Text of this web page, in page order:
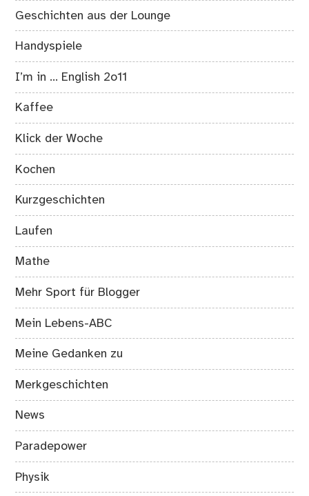
Geschichten aus der Lounge
Handyspiele
I’m in … English 2o11
Kaffee
Klick der Woche
Kochen
Kurzgeschichten
Laufen
Mathe
Mehr Sport für Blogger
Mein Lebens-ABC
Meine Gedanken zu
Merkgeschichten
News
Paradepower
Physik